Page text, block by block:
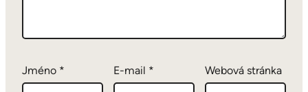
Jméno * E-mail * Webová stránka